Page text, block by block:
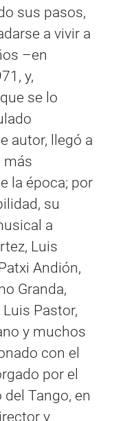
sus pasos,
a vivir a
–en
y,
se lo
autor, llegó a
más
la época; por
su
a
Luis
Andión,
Granda,
Pastor,
y muchos
con el
por el
Tango, en
y